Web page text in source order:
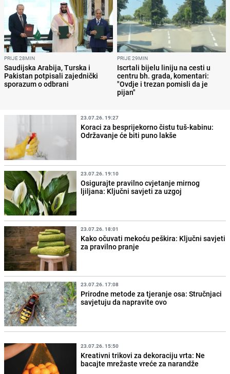
PRIJE 28MIN
Saudijska Arabija, Turska i
Pakistan potpisali zajednički
sporazum o odbrani
PRIJE 29MIN
Iscrtali bijelu liniju na cesti u
centru bh. grada, komentari:
"Ovdje i trezan pomisli da je
pijan"
23.07.26. 19:27
Koraci za besprijekorno čistu tuš-kabinu:
Održavanje će biti puno lakše
23.07.26. 19:10
Osigurajte pravilno cvjetanje mirnog
ljiljana: Ključni savjeti za uzgoj
23.07.26. 18:01
Kako očuvati mekoću peškira: Ključni savjeti
za pravilno pranje
23.07.26. 17:08
Prirodne metode za tjeranje osa: Stručnjaci
savjetuju da napravite ovo
23.07.26. 15:50
Kreativni trikovi za dekoraciju vrta: Ne
bacajte mrežaste vreće za narandže